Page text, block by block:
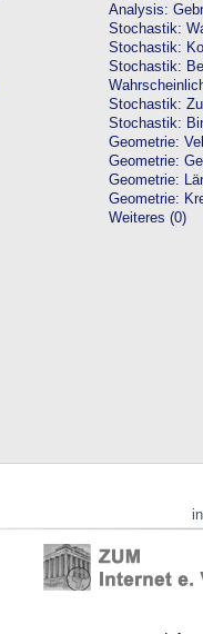
Analysis:
Stochastik:
Stochastik:
Stochastik:
Stochastik:
Stochastik:
Geometrie:
Geometrie:
Geometrie:
Geometrie:
Weiteres (0)